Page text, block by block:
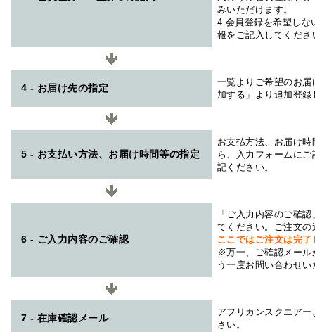
みいただけます。
4.会員登録を希望しな
報をご記入してくださ
4 - お届け先の指定
一覧よりご希望のお
加する」より追加登
5 - お支払い方法、お届け時間等の指定
お支払方法、お届け
ら、入力フォームに
記ください。
6 - ご入力内容のご確認
「ご入力内容のご確
てください。ご注文
ここではご注文は完
※万一、ご確認メール
う一度お問い合わせ
7 - 在庫確認メール
アフリカンスクエアー
さい。